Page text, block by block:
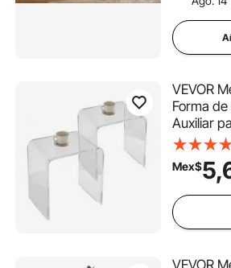
VEVOR
Forma
Auxiliar
2 PCS
Carga
Negocios
Mano
mm
Mex$
VEVOR